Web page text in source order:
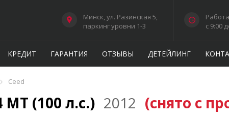
Минск, ул. Разинская 5,
паркинг уровни 1-3
c 9:00
КРЕДИТ ГАРАНТИЯ ОТЗЫВЫ ДЕТЕЙЛИНГ
› Ceed
MT (100 л.с.) 2012 (снято с